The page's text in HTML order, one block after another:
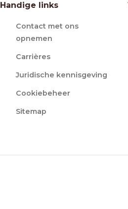
Handige links
Contact met ons
opnemen
Carrières
Juridische kennisgeving
Cookiebeheer
Sitemap